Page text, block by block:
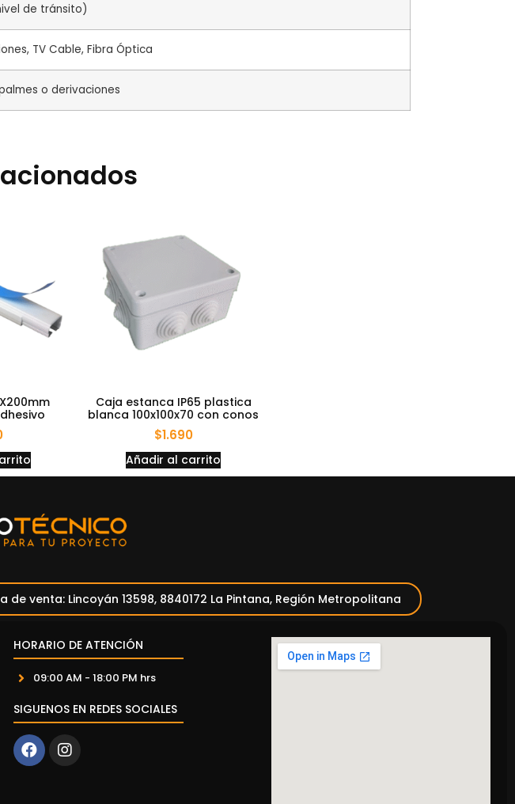
de tránsito)
TV Cable, Fibra Óptica
o derivaciones
Caja estanca IP65 plastica
blanca 100x100x70 con conos
$1.690
Añadir al carrito
de venta: Lincoyán 13598, 8840172 La Pintana, Región Metropolitana
HORARIO DE ATENCIÓN
09:00 AM - 18:00 PM hrs
SIGUENOS EN REDES SOCIALES